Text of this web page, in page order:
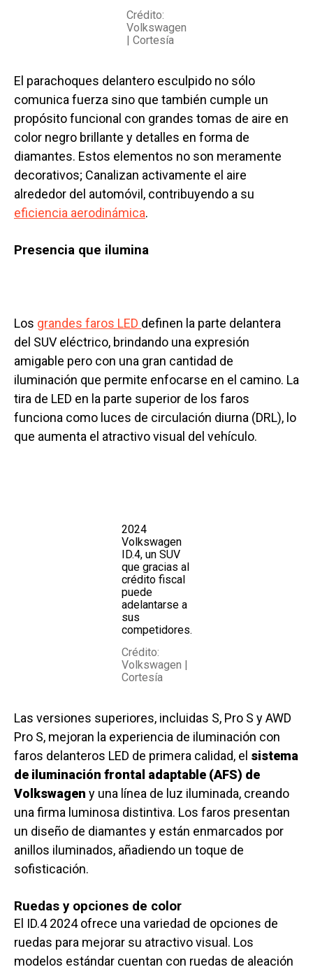
Crédito:
Volkswagen
| Cortesía
El parachoques delantero esculpido no sólo
comunica fuerza sino que también cumple un
propósito funcional con grandes tomas de aire en
color negro brillante y detalles en forma de
diamantes. Estos elementos no son meramente
decorativos; Canalizan activamente el aire
alrededor del automóvil, contribuyendo a su
eficiencia aerodinámica.
Presencia que ilumina
Los grandes faros LED definen la parte delantera
del SUV eléctrico, brindando una expresión
amigable pero con una gran cantidad de
iluminación que permite enfocarse en el camino. La
tira de LED en la parte superior de los faros
funciona como luces de circulación diurna (DRL), lo
que aumenta el atractivo visual del vehículo.
2024
Volkswagen
ID.4, un SUV
que gracias al
crédito fiscal
puede
adelantarse a
sus
competidores.
Crédito:
Volkswagen |
Cortesía
Las versiones superiores, incluidas S, Pro S y AWD
Pro S, mejoran la experiencia de iluminación con
faros delanteros LED de primera calidad, el sistema
de iluminación frontal adaptable (AFS) de
Volkswagen y una línea de luz iluminada, creando
una firma luminosa distintiva. Los faros presentan
un diseño de diamantes y están enmarcados por
anillos iluminados, añadiendo un toque de
sofisticación.
Ruedas y opciones de color
El ID.4 2024 ofrece una variedad de opciones de
ruedas para mejorar su atractivo visual. Los
modelos estándar cuentan con ruedas de aleación